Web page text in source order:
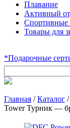
Плавание
Активный
Спортивные
Товары для
*Подарочные
Главная /Каталог /
Tower Турник —